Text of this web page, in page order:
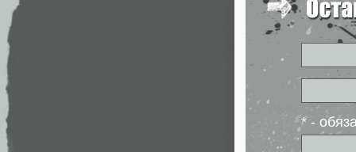
* -